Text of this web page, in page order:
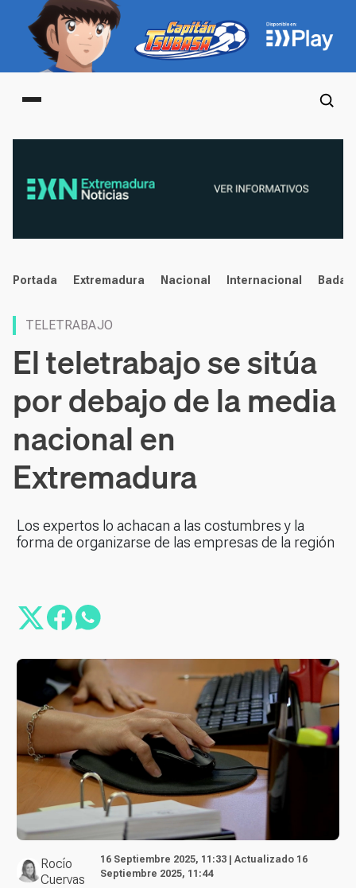
Main menu
noticias
Portada Extremadura Nacional Internacional
TELETRABAJO
El teletrabajo se sitúa
por debajo de la media
nacional en
Extremadura
Los expertos lo achacan a las costumbres y la
forma de organizarse de las empresas de la región
Rocío
Cuervas
16 Septiembre 2025, 11:33 | Actualizado 16
Septiembre 2025, 11:44